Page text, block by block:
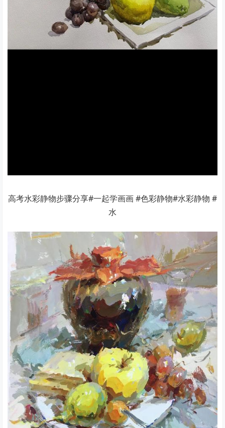
高考水彩静物步骤分享#一起学画画 #色彩静物#水彩静物 #
水